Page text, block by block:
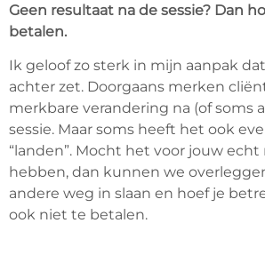
Geen resultaat na de sessie? Dan
betalen.
Ik geloof zo sterk in mijn aanpak
achter zet. Doorgaans merken
merkbare verandering na (of soms
sessie. Maar soms heeft het ook
“landen”. Mocht het voor jouw
hebben, dan kunnen we
andere weg in slaan en hoef je
ook niet te betalen.